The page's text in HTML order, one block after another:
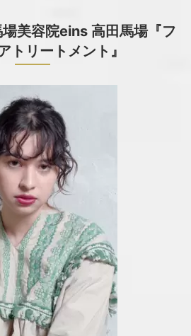
美容院eins 高田馬場『フ
トリートメント』